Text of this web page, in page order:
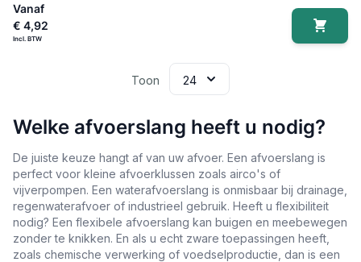
Vanaf
€ 4,92
Toon
Welke afvoerslang heeft u nodig?
De juiste keuze hangt af van uw afvoer. Een afvoerslang is
perfect voor kleine afvoerklussen zoals airco's of
vijverpompen. Een waterafvoerslang is onmisbaar bij drainage,
regenwaterafvoer of industrieel gebruik. Heeft u flexibiliteit
nodig? Een flexibele afvoerslang kan buigen en meebewegen
zonder te knikken. En als u echt zware toepassingen heeft,
zoals chemische verwerking of voedselproductie, dan is een